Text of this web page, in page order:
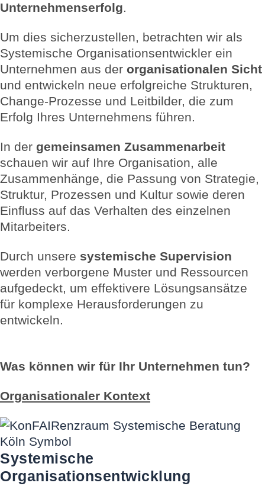
Unternehmenserfolg.
Um dies sicherzustellen, betrachten wir als
Systemische Organisationsentwickler ein
Unternehmen aus der organisationalen Sicht
und entwickeln neue erfolgreiche Strukturen,
Change-Prozesse und Leitbilder, die zum
Erfolg Ihres Unternehmens führen.
In der gemeinsamen Zusammenarbeit
schauen wir auf Ihre Organisation, alle
Zusammenhänge, die Passung von Strategie,
Struktur, Prozessen und Kultur sowie deren
Einfluss auf das Verhalten des einzelnen
Mitarbeiters.
Durch unsere systemische Supervision
werden verborgene Muster und Ressourcen
aufgedeckt, um effektivere Lösungsansätze
für komplexe Herausforderungen zu
entwickeln.
Was können wir für Ihr Unternehmen tun?
Organisationaler Kontext
Systemische
Organisationsentwicklung